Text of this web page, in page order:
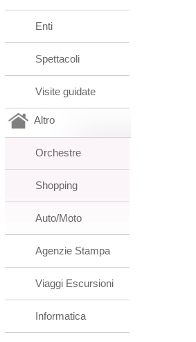
Enti
Spettacoli
Visite guidate
Altro
Orchestre
Shopping
Auto/Moto
Agenzie Stampa
Viaggi Escursioni
Informatica